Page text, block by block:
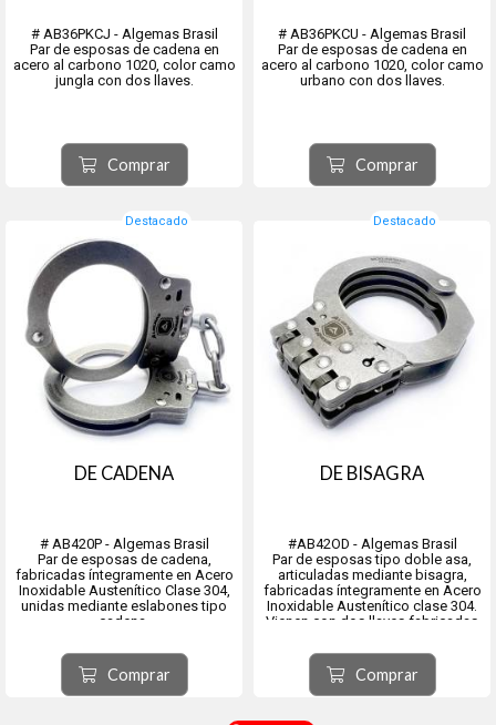
# AB36PKCJ - Algemas Brasil
Par de esposas de cadena en
acero al carbono 1020, color camo
jungla con dos llaves.
Comprar
# AB36PKCU - Algemas Brasil
Par de esposas de cadena en
acero al carbono 1020, color camo
urbano con dos llaves.
Comprar
Destacado
DE CADENA
# AB420P - Algemas Brasil
Par de esposas de cadena,
fabricadas íntegramente en Acero
Inoxidable Austenítico Clase 304,
unidas mediante eslabones tipo
cadena.
seguridad con un dispositivo de
activación situado en el interior de
las esposas, impidiendo su
apertura sin la ll...
Comprar
Destacado
DE BISAGRA
#AB42OD - Algemas Brasil
Par de esposas tipo doble asa,
articuladas mediante bisagra,
fabricadas íntegramente en Acero
Inoxidable Austenítico clase 304.
Vienen con dos llaves fabricadas
esposas, mediante microfusión en
una sola pieza sin empalmes ni
soldaduras. color nat...
Comprar